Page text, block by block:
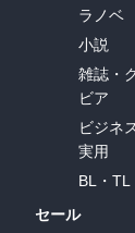
ラノベ
小説
雑誌・
ビア
ビジネ
実用
BL・TL
セール